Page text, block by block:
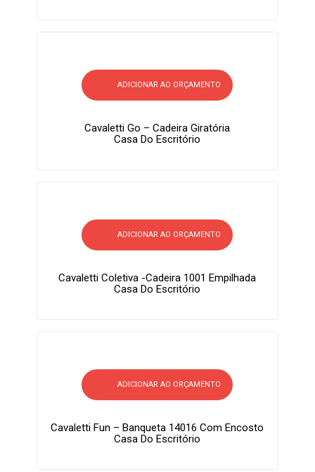
ADICIONAR AO ORÇAMENTO
Cavaletti Go – Cadeira Giratória
Casa Do Escritório
ADICIONAR AO ORÇAMENTO
Cavaletti Coletiva -Cadeira 1001 Empilhada
Casa Do Escritório
ADICIONAR AO ORÇAMENTO
Cavaletti Fun – Banqueta 14016 Com Encosto
Casa Do Escritório